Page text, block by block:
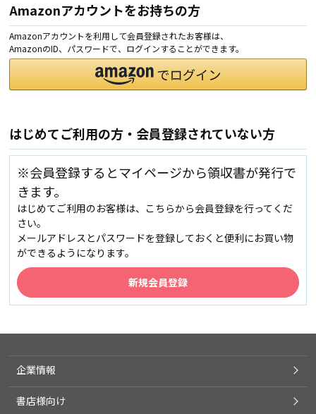
Amazonアカウントをお持ちの方
Amazonアカウントを利用して会員登録されたお客様は、
AmazonのID、パスワードで、ログインすることができます。
はじめてご利用の方・会員登録されていない方
※会員登録するとマイページから領収書が発行で
きます。
はじめてご利用のお客様は、こちらから会員登録を行ってくだ
さい。
メールアドレスとパスワードを登録しておくと便利にお買い物
ができるようになります。
企業情報
書店様向け